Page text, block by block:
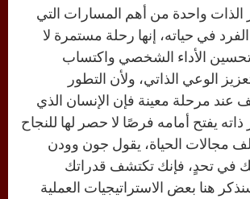
p
p
g
e
r
o
k
r
الذات واحدة من أهم المسارات التي
في حياته، إنها رحلة مستمرة لا
الأداء الشخصي واكتساب
الوعي الذاتي، ولأن التطور
عند مرحلة معينة فإن الإنسان الذي
يفتح أمامه فرصًا لا حصر لها للنجاح
مجالات الحياة، يقول جون وودن
في تحدٍ، فإنك تكتشف قدراتك
هنا بعض الاستراتيجيات العملية